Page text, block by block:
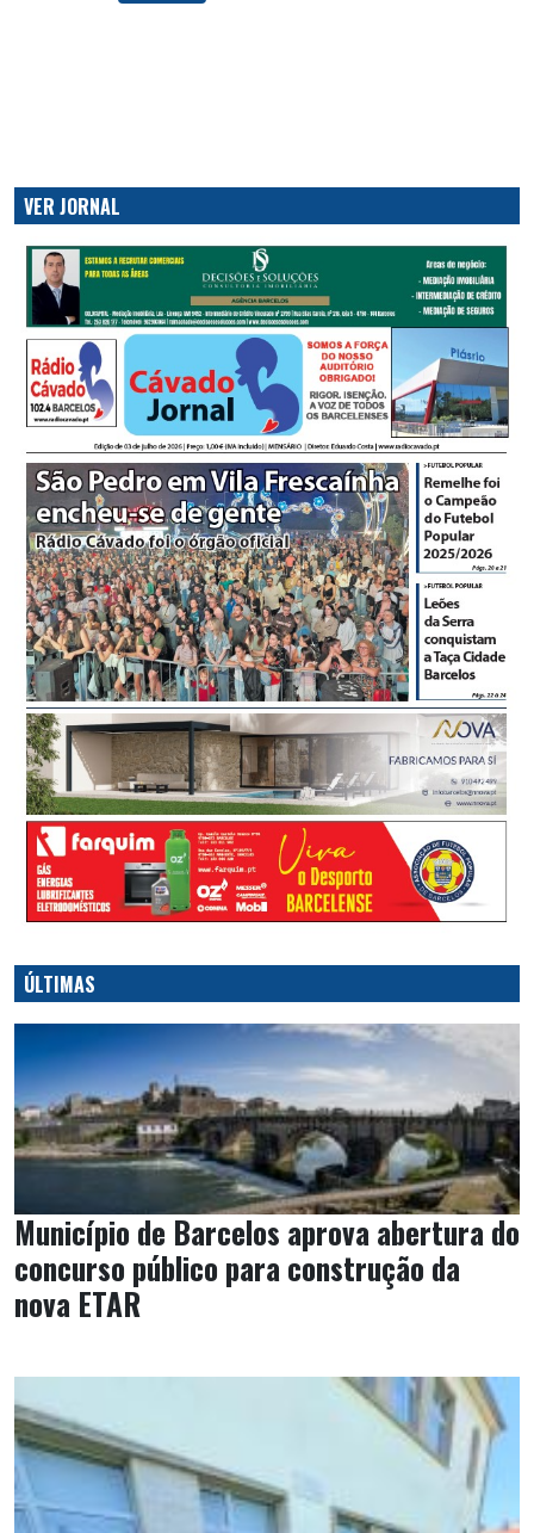
VER JORNAL
ÚLTIMAS
Município de Barcelos aprova abertura do
concurso público para construção da
nova ETAR